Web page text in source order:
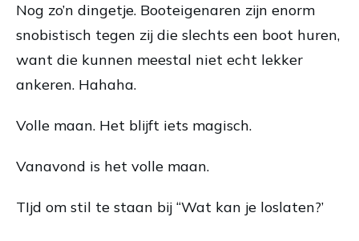
Nog zo’n dingetje. Booteigenaren zijn enorm
snobistisch tegen zij die slechts een boot huren,
want die kunnen meestal niet echt lekker
ankeren. Hahaha.
Volle maan. Het blijft iets magisch.
Vanavond is het volle maan.
TIjd om stil te staan bij “Wat kan je loslaten?’